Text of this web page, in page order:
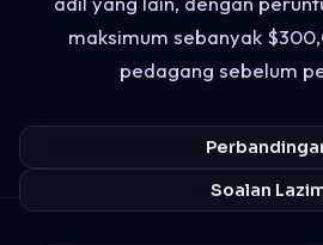
maksimum sebanyak
pedagang sebelum
Soalan